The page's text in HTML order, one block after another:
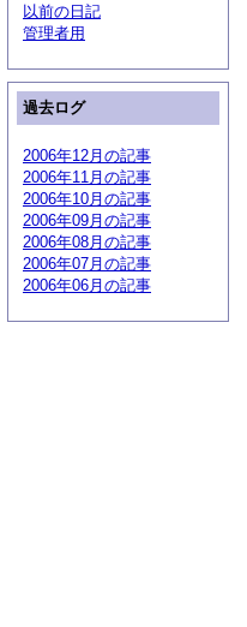
以前の日記
管理者用
過去ログ
2006年12月の記事
2006年11月の記事
2006年10月の記事
2006年09月の記事
2006年08月の記事
2006年07月の記事
2006年06月の記事